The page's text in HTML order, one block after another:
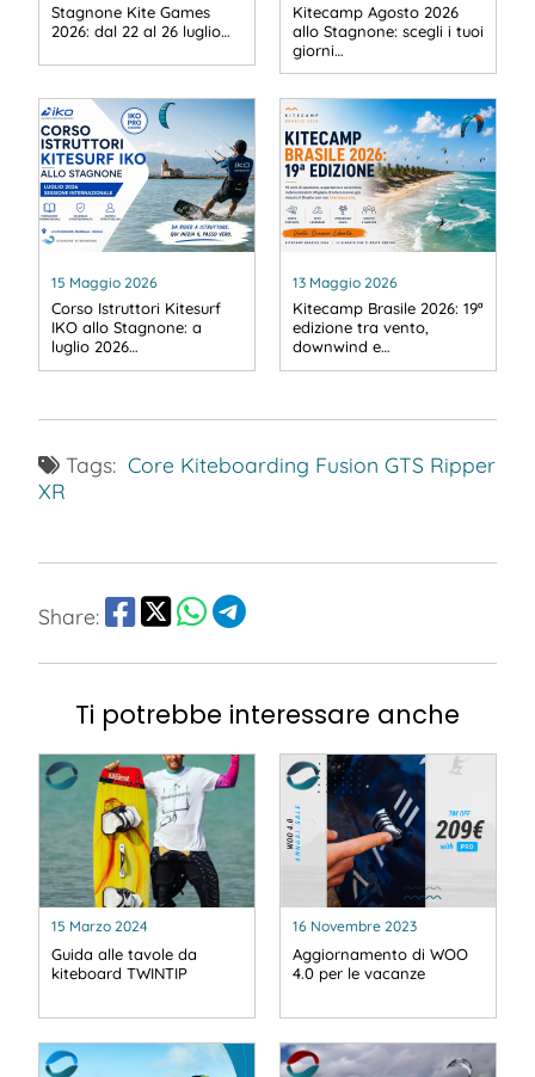
Stagnone Kite Games
2026: dal 22 al 26 luglio…
Kitecamp Agosto 2026
allo Stagnone: scegli i tuoi
giorni…
15 Maggio 2026
Corso Istruttori Kitesurf
IKO allo Stagnone: a
luglio 2026…
13 Maggio 2026
Kitecamp Brasile 2026: 19ª
edizione tra vento,
downwind e…
Tags: Core Kiteboarding Fusion GTS Ripper
XR
Share:
Ti potrebbe interessare anche
15 Marzo 2024
Guida alle tavole da
kiteboard TWINTIP
16 Novembre 2023
Aggiornamento di WOO
4.0 per le vacanze